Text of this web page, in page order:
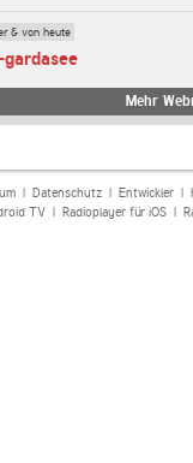
& von heute
Mehr
| Datenschutz| Entwickler|
TV| Radioplayer für iOS|